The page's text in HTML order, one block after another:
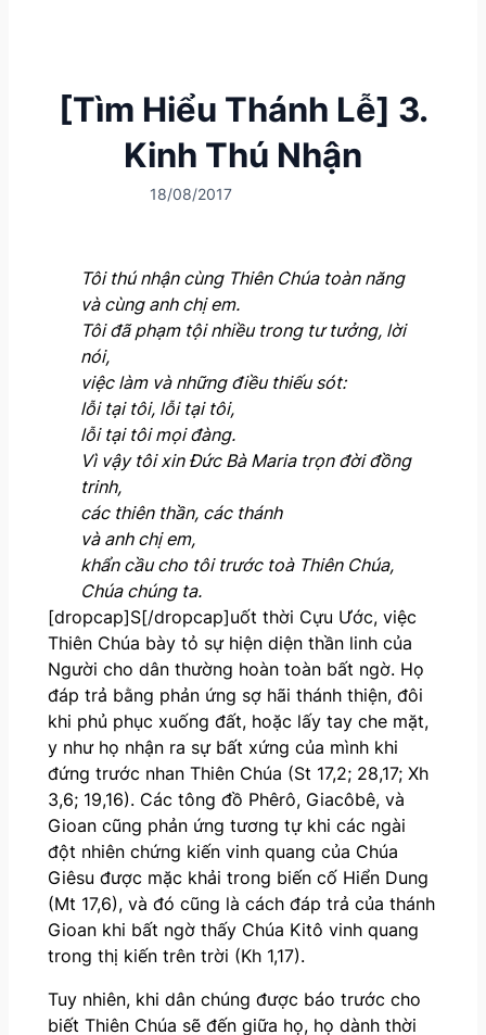
[Tìm Hiểu Thánh Lễ] 3.
Kinh Thú Nhận
18/08/2017
Tôi thú nhận cùng Thiên Chúa toàn năng
và cùng anh chị em.
Tôi đã phạm tội nhiều trong tư tưởng, lời
nói,
việc làm và những điều thiếu sót:
lỗi tại tôi, lỗi tại tôi,
lỗi tại tôi mọi đàng.
Vì vậy tôi xin Đức Bà Maria trọn đời đồng
trinh,
các thiên thần, các thánh
và anh chị em,
khẩn cầu cho tôi trước toà Thiên Chúa,
Chúa chúng ta.
[dropcap]S[/dropcap]uốt thời Cựu Ước, việc
Thiên Chúa bày tỏ sự hiện diện thần linh của
Người cho dân thường hoàn toàn bất ngờ. Họ
đáp trả bằng phản ứng sợ hãi thánh thiện, đôi
khi phủ phục xuống đất, hoặc lấy tay che mặt,
y như họ nhận ra sự bất xứng của mình khi
đứng trước nhan Thiên Chúa (St 17,2; 28,17; Xh
3,6; 19,16). Các tông đồ Phêrô, Giacôbê, và
Gioan cũng phản ứng tương tự khi các ngài
đột nhiên chứng kiến vinh quang của Chúa
Giêsu được mặc khải trong biến cố Hiển Dung
(Mt 17,6), và đó cũng là cách đáp trả của thánh
Gioan khi bất ngờ thấy Chúa Kitô vinh quang
trong thị kiến trên trời (Kh 1,17).
Tuy nhiên, khi dân chúng được báo trước cho
biết Thiên Chúa sẽ đến giữa họ, họ dành thời